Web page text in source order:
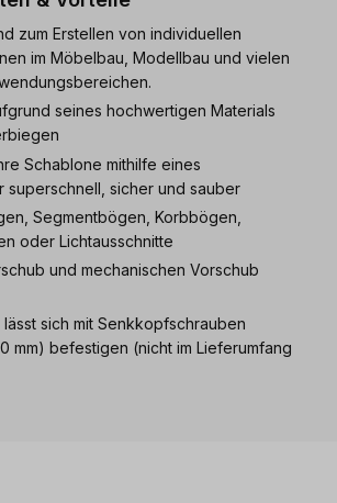
zum Erstellen von individuellen
im Möbelbau, Modellbau und vielen
seines hochwertigen Materials
Schablone mithilfe eines
superschnell, sicher und sauber
Segmentbögen, Korbbögen,
oder Lichtausschnitte
und mechanischen Vorschub
sich mit Senkkopfschrauben
mm) befestigen (nicht im Lieferumfang